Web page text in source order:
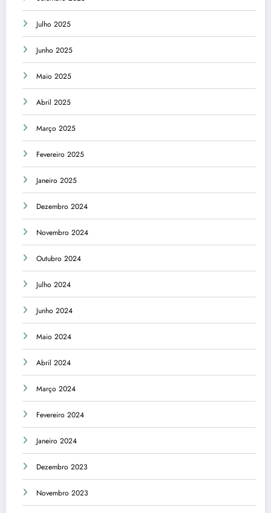
Julho 2025
Junho 2025
Maio 2025
Abril 2025
Março 2025
Fevereiro 2025
Janeiro 2025
Dezembro 2024
Novembro 2024
Outubro 2024
Julho 2024
Junho 2024
Maio 2024
Abril 2024
Março 2024
Fevereiro 2024
Janeiro 2024
Dezembro 2023
Novembro 2023